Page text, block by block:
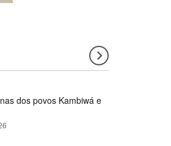
dos povos Kambiwá e